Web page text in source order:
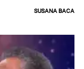
Susana Baca